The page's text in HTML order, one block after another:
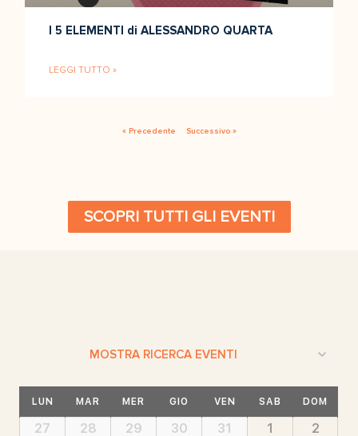
I 5 ELEMENTI di ALESSANDRO QUARTA
LEGGI TUTTO »
« Precedente Successivo »
SCOPRI TUTTI GLI EVENTI
viste
MOSTRA RICERCA EVENTI
Calendario
diCalendario
LUN MAR MER GIO VEN SAB DOM
27 28 29 30 31 1 2